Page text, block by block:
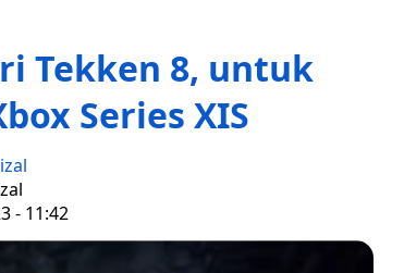
Tekken 8, untuk
Series XIS
- 11:42